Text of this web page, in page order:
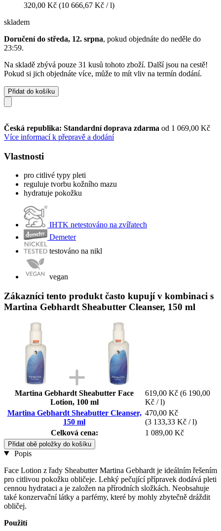
320,00 Kč (10 666,67 Kč / l)
skladem
Doručení do středa, 12. srpna, pokud objednáte do neděle do
23:59.
Na skladě zbývá pouze 31 kusů tohoto zboží. Další jsou na cestě!
Pokud si jich objednáte více, může to mít vliv na termín dodání.
Přidat do košíku
Česká republika: Standardní doprava zdarma od 1 069,00 Kč
Více informací k přepravě a dodání
Vlastnosti
pro citlivé typy pleti
reguluje tvorbu kožního mazu
hydratuje pokožku
IHTK netestováno na zvířatech
Demeter
testováno na nikl
vegan
Zákazníci tento produkt často kupují v kombinaci s
Martina Gebhardt Sheabutter Cleanser, 150 ml
Martina Gebhardt Sheabutter Face
Lotion, 100 ml
619,00 Kč (6 190,00
Kč / l)
Martina Gebhardt Sheabutter Cleanser,
150 ml
470,00 Kč
(3 133,33 Kč / l)
Celková cena:
1 089,00 Kč
Přidat obě položky do košíku
Popis
Face Lotion z řady Sheabutter Martina Gebhardt je ideálním řešením
pro citlivou pokožku obličeje. Lehký pečující přípravek dodává pleti
cennou hydrataci a je založen na přírodních složkách. Neobsahuje
také konzervační látky a parfémy, které by mohly zbytečně dráždit
obličej.
Použití